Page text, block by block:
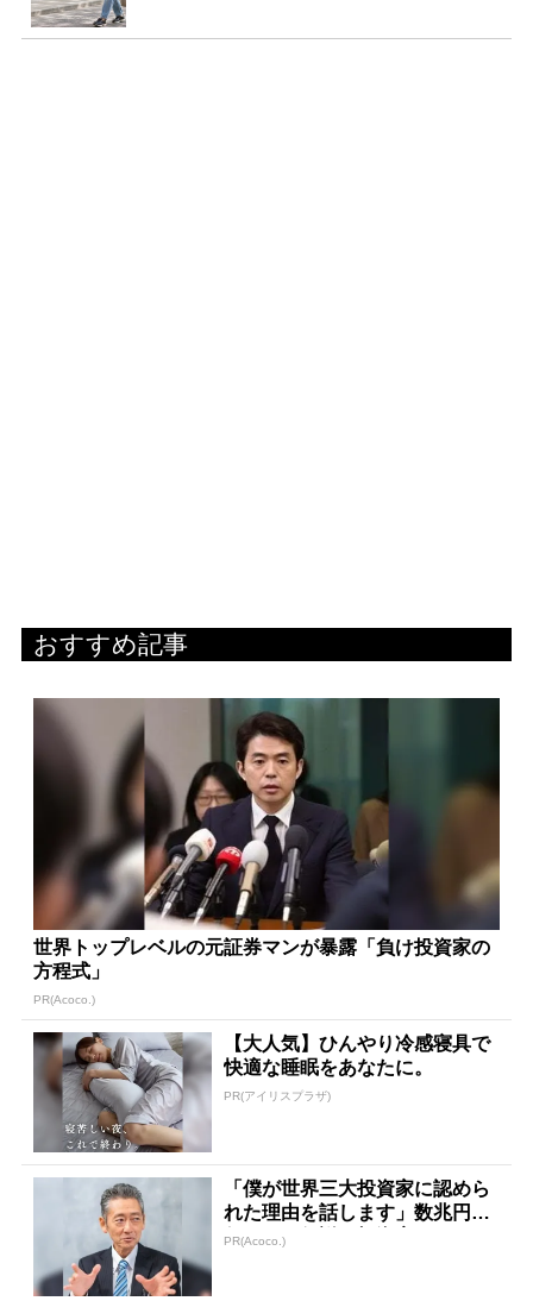
おすすめ記事
世界トップレベルの元証券マンが暴露「負け投資家の
方程式」
PR(Acoco.)
【大人気】ひんやり冷感寝具で
快適な睡眠をあなたに。
PR(アイリスプラザ)
「僕が世界三大投資家に認めら
れた理由を話します」数兆円を
任された伝説の投資家
PR(Acoco.)